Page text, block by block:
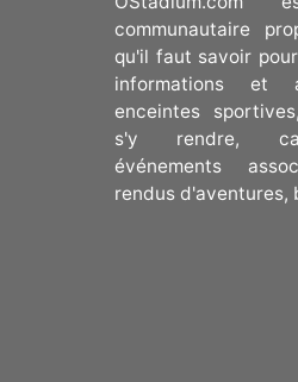
communautaire
qu'il faut savoir
informations et
enceintes
s'y rendre,
événements
rendus d'aventures,